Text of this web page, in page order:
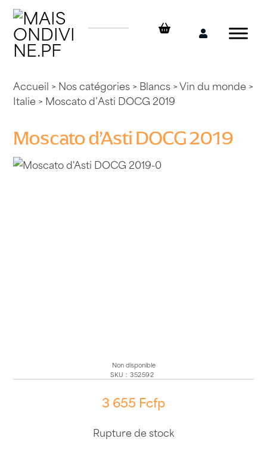
Skip
content
Mon
Accueil > Nos catégories> Blancs>Vin du monde >
Italie > Moscato d’Asti DOCG 2019
Moscato d’Asti DOCG 2019
Non disponible
SKU : 352592
3 655 Fcfp
Rupture de stock